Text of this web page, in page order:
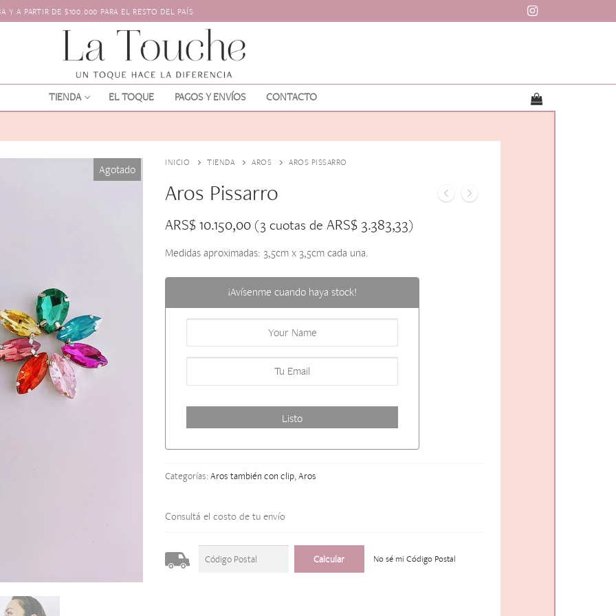
A PARTIR DE $100.000 PARA EL RESTO DEL PAÍS
TIENDA EL TOQUE PAGOS Y ENVÍOS CONTACTO
Agotado INICIO TIENDA AROS AROS PISSARRO
Aros Pissarro
ARS$10.150,00 (3 cuotas de ARS$ 3.383,33)
Medidas aproximadas: 3,5cm x 3,5cm cada una.
¡Avísenme cuando haya stock!
Categorías: Aros también con clip,Aros
Consultá el costo de tu envío
No sé mi Código Postal